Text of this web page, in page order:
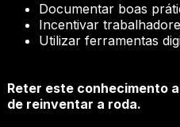
Documentar boas
Incentivar
Utilizar ferramentas
Reter este conhecimento
de reinventar a roda.